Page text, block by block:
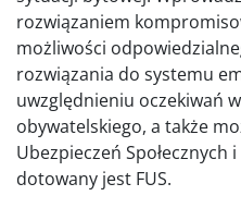
rozwiązaniem
możliwości
rozwiązania do systemu
uwzględnieniu oczekiwań
obywatelskiego, a także
Ubezpieczeń
dotowany jest FUS.